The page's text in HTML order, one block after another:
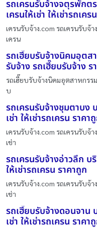
รถเครนรับจ้างจตุรพักต
เครนให้เช่า ให้เช่ารถเค
เครนรับจ้าง.com รถเครนรับจ้
เครน
รถเฮี๊ยบรับจ้างนิคมอุตส
รับจ้าง รถเฮี๊ยบรับจ้าง ร
รถเฮี๊ยบรับจ้างนิคมอุตสาหกรร
บ
รถเครนรับจ้างชุมตาบง
เช่า ให้เช่ารถเครน ราคา
เครนรับจ้าง.com รถเครนรับจ้
เช่า
รถเครนรับจ้างอ่าวลึก บ
ให้เช่ารถเครน ราคาถูก
เครนรับจ้าง.com รถเครนรับจ้
เช่า
รถเฮี๊ยบรับจ้างดอนจาน
เช่า ให้เช่ารถเครน ราคา